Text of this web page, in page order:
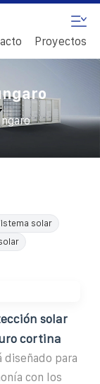
Proyectos
solar
solar
cortina
diseñado para
con los